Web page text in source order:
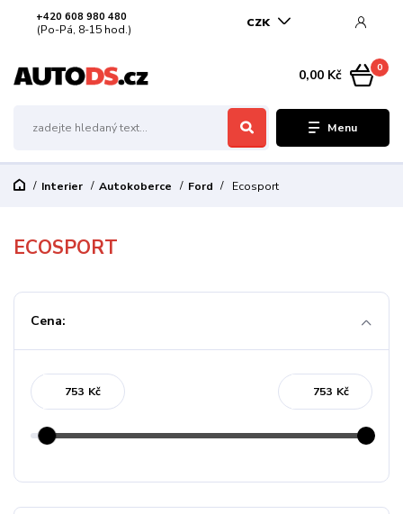
Menu
CZK
+420 608 980 480
(Po-Pá, 8-15 hod.)
0
0,00 Kč
Interier Autokoberce Ford Ecosport
ECOSPORT
Cena:
Kč Kč